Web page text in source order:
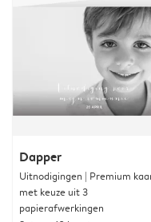
Dapper
Uitnodigingen | Premium
met keuze uit 3
papierafwerkingen